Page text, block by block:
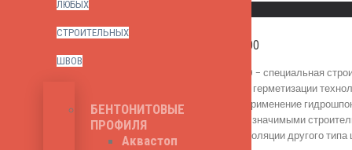
ЛЮБЫХ
СТРОИТЕЛЬНЫХ
ШВОВ
БЕНТОНИТОВЫЕ
ПРОФИЛЯ
Аквастоп
Гидроконтур БУР-200
Гидроконтур БУР-200 - специальная
роль гидроизоляции и герметизации
опалубочных работ. Применение
утвержденного всеми значимыми
предназначена для изоляции другого